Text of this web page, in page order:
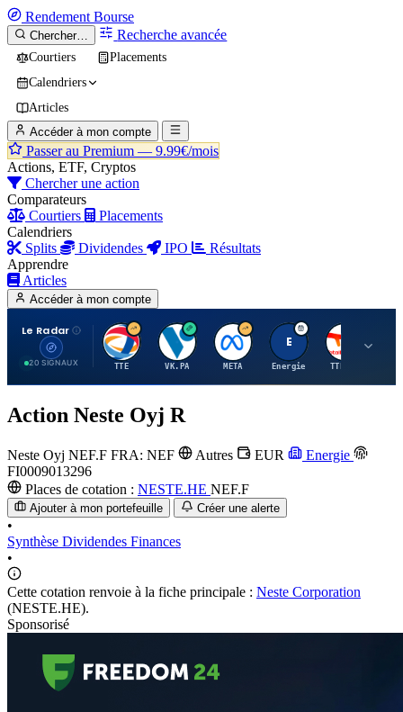
Rendement Bourse
Chercher… Recherche avancée
Courtiers
Placements
Calendriers
Articles
Accéder à mon compte
Passer au Premium — 9.99€/mois
Actions, ETF, Cryptos
Chercher une action
Comparateurs
Courtiers
Placements
Calendriers
Splits
Dividendes IPO
Résultats
Apprendre
Articles
Accéder à mon compte
Le Radar
20 SIGNAUX
T
TTE
V
VK.PA
M
META
E
Energie
T
TTE.PA
Action Neste Oyj R
Neste Oyj NEF.F FRA: NEF Autres EUR
Energie
FI0009013296
Places de cotation : NESTE.HE NEF.F
Ajouter à mon portefeuille Créer une alerte
•
Synthèse Dividendes Finances
•
Cette cotation renvoie à la fiche principale : Neste Corporation
(NESTE.HE).
Sponsorisé